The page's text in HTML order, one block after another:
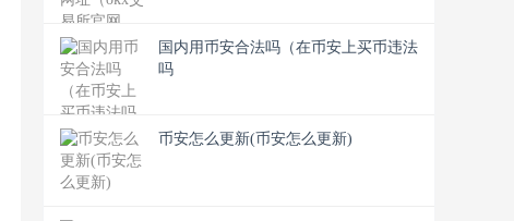
国内用币安合法吗（在币安上买币违法
吗
币安怎么更新(币安怎么更新)